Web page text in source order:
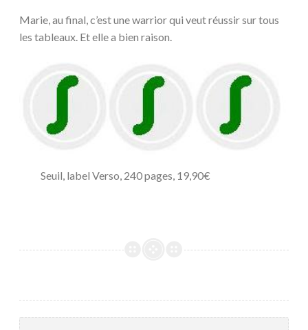
Marie, au final, c’est une warrior qui veut réussir sur tous
les tableaux. Et elle a bien raison.
Seuil, label Verso, 240 pages, 19,90€